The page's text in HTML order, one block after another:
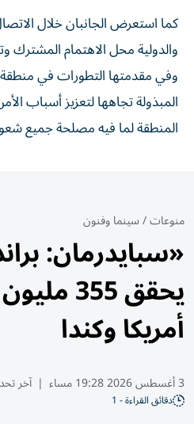
كما استعرض الجانبان خلال
والدولية محل الاهتمام المشترك
وفي مقدمتها التطورات في
المبذولة تجاهها لتعزيز أسباب
المنطقة لما فيه مصلحة جميع
منوعات/سينما وفنون
«سبايدرمان:
يحقق
أمريكا وكندا
3 أغسطس 2026 19:28 مساء | آخر
دقائق القراءة - 1